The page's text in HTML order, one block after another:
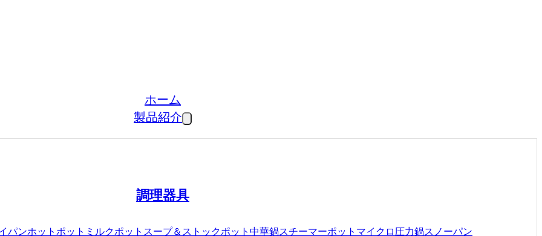
ホーム
製品紹介
調理器具
パンホットポット ミルクポット スープ＆ストックポット 中華鍋スチーマーポット マイクロ圧力鍋スノーパン